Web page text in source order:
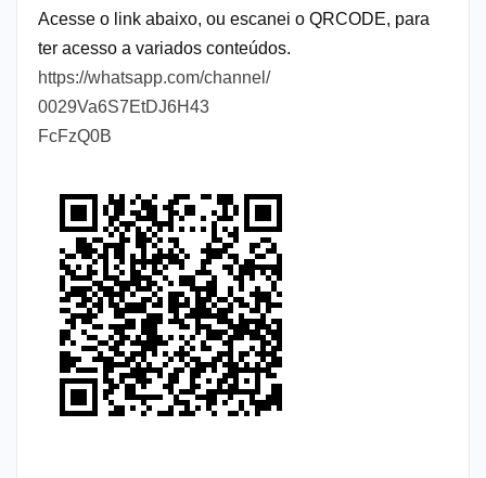
Acesse o link abaixo, ou escanei o QRCODE, para
ter acesso a variados conteúdos.
https://whatsapp.com/channel/
0029Va6S7EtDJ6H43
FcFzQ0B